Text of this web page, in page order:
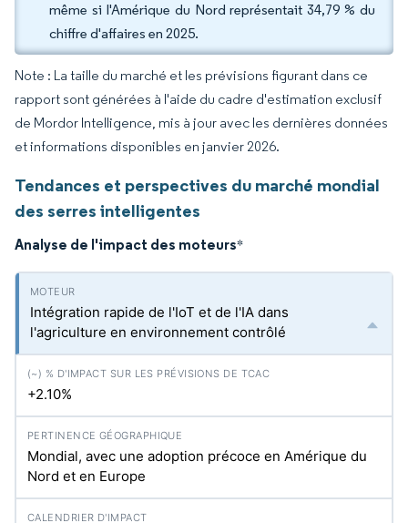
même si l'Amérique du Nord représentait 34,79 % du
chiffre d'affaires en 2025.
Note : La taille du marché et les prévisions figurant dans ce
rapport sont générées à l'aide du cadre d'estimation exclusif
de Mordor Intelligence, mis à jour avec les dernières données
et informations disponibles en janvier 2026.
Tendances et perspectives du marché mondial
des serres intelligentes
Analyse de l'impact des moteurs*
Intégration rapide de l'IoT et de l'IA dans
l'agriculture en environnement contrôlé
+2.10%
Mondial, avec une adoption précoce en Amérique du
Nord et en Europe